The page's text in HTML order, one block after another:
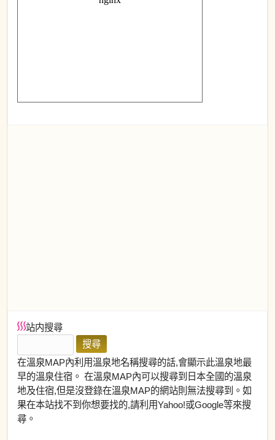
站内搜尋
在溫泉MAP內利用溫泉地名稱搜尋的話,會顯示此溫泉地最
早的溫泉住宿。 在溫泉MAP內可以搜尋到日本全國的溫泉
地及住宿,但是沒登錄在溫泉MAP的網站則無法搜尋到。如
果在本站找不到你想要找的,請利用Yahoo!或Google等來搜
尋。